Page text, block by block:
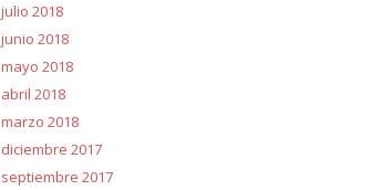
julio 2018
junio 2018
mayo 2018
abril 2018
marzo 2018
diciembre 2017
septiembre 2017